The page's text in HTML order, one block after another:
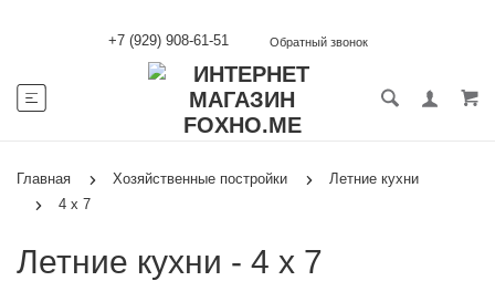
+7 (929) 908-61-51 Обратный звонок
Главная Хозяйственные постройки
Летние кухни
4 х 7
Летние кухни - 4 х 7